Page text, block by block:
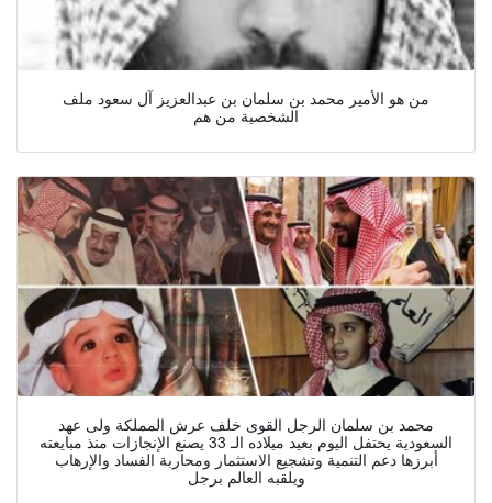
من هو الأمير محمد بن سلمان بن عبدالعزيز آل سعود ملف
الشخصية من هم
محمد بن سلمان الرجل القوى خلف عرش المملكة ولى عهد
السعودية يحتفل اليوم بعيد ميلاده الـ 33 يصنع الإنجازات منذ مبايعته
أبرزها دعم التنمية وتشجيع الاستثمار ومحاربة الفساد والإرهاب
ويلقبه العالم برجل